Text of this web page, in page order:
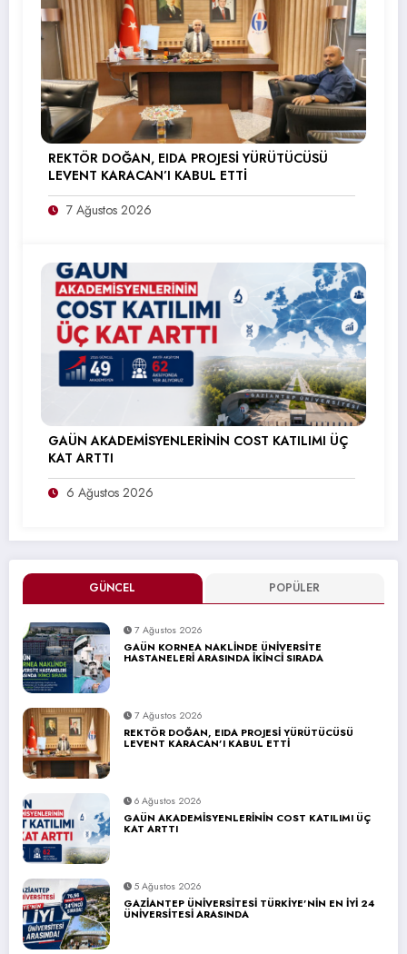
GÜNCEL POPÜLER
7 Ağustos 2026
GAÜN KORNEA NAKLİNDE ÜNİVERSİTE
HASTANELERİ ARASINDA İKİNCİ SIRADA
7 Ağustos 2026
REKTÖR DOĞAN, EIDA PROJESİ YÜRÜTÜCÜSÜ
LEVENT KARACAN’I KABUL ETTİ
6 Ağustos 2026
GAÜN AKADEMİSYENLERİNİN COST KATILIMI ÜÇ
KAT ARTTI
5 Ağustos 2026
GAZİANTEP ÜNİVERSİTESİ TÜRKİYE’NİN EN İYİ 24
ÜNİVERSİTESİ ARASINDA
REKTÖR DOĞAN, EIDA PROJESİ YÜRÜTÜCÜSÜ
LEVENT KARACAN’I KABUL ETTİ
7 Ağustos 2026
GAÜN AKADEMİSYENLERİNİN COST KATILIMI ÜÇ
KAT ARTTI
6 Ağustos 2026